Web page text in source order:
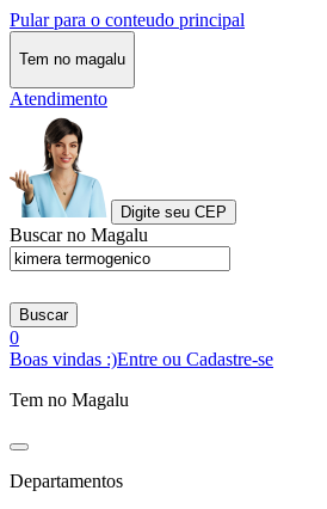
Pular para o conteudo principal
Tem no magalu
Atendimento
Digite seu CEP
Buscar no Magalu
Buscar
0
Boas vindas :)Entre ou Cadastre-se
Tem no Magalu
Departamentos